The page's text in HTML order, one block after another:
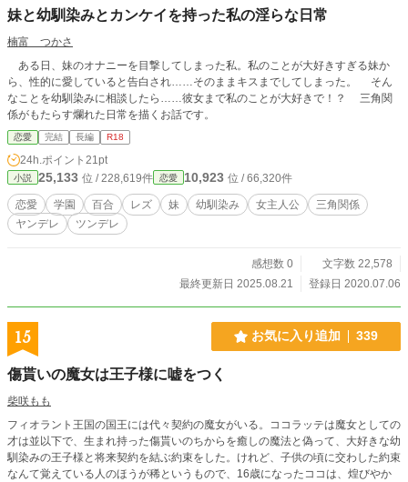
妹と幼馴染みとカンケイを持った私の淫らな日常
楠富 つかさ
ある日、妹のオナニーを目撃してしまった私。私のことが大好きすぎる妹か
ら、性的に愛していると告白され……そのままキスまでしてしまった。 そん
なことを幼馴染みに相談したら……彼女まで私のことが大好きで！？ 三角関
係がもたらす爛れた日常を描くお話です。
恋愛 完結 長編 R18
24h.ポイント 21pt
小説 25,133 位 / 228,619件 恋愛 10,923 位 / 66,320件
恋愛 学園 百合 レズ 妹 幼馴染み 女主人公
三角関係
ヤンデレ
ツンデレ
感想数 0
文字数 22,578
最終更新日 2025.08.21
登録日 2020.07.06
15 お気に入り追加 339
傷貰いの魔女は王子様に嘘をつく
柴咲もも
フィオラント王国の国王には代々契約の魔女がいる。ココラッテは魔女としての
才は並以下で、生まれ持った傷貰いのちからを癒しの魔法と偽って、大好きな幼
馴染みの王子様と将来契約を結ぶ約束をした。けれど、子供の頃に交わした約束
なんて覚えている人のほうが稀というもので、16歳になったココは、煌びやか